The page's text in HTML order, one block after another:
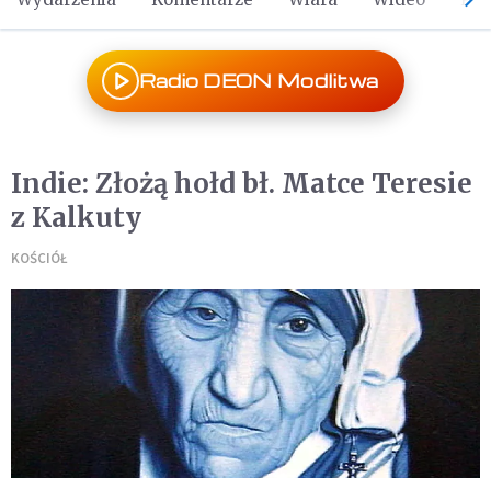
Radio DEON Modlitwa
Indie: Złożą hołd bł. Matce Teresie
z Kalkuty
KOŚCIÓŁ